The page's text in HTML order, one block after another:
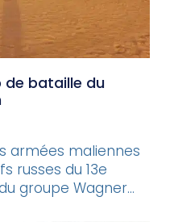
de bataille du
armées maliennes
russes du 13e
groupe Wagner...